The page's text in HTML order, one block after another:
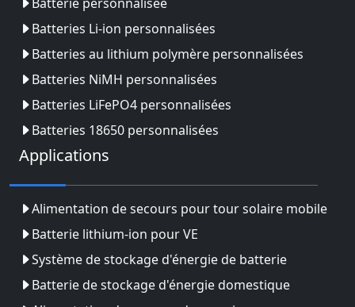
Batteries Li-ion personnalisées
Batteries au lithium polymère personnalisées
Batteries NiMH personnalisées
Batteries LiFePO4 personnalisées
Batteries 18650 personnalisées
Applications
Alimentation de secours pour tour solaire mobile
Batterie lithium-ion pour VE
Système de stockage d'énergie de batterie
Batterie de stockage d'énergie domestique